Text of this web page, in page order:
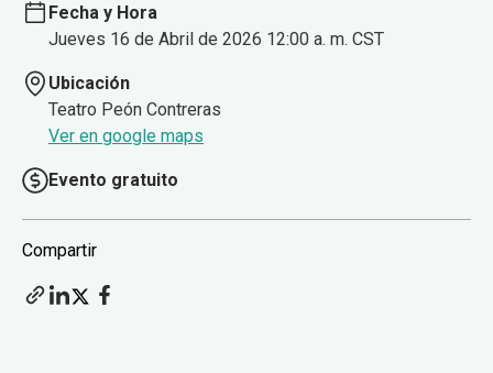
Fecha y Hora
Jueves 16 de Abril de 2026 12:00 a. m. CST
Ubicación
Teatro Peón Contreras
Ver en google maps
Evento gratuito
Compartir